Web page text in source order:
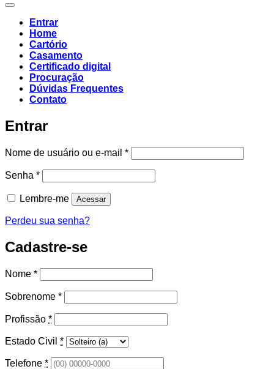
Entrar
Home
Cartório
Casamento
Certificado digital
Procuração
Dúvidas Frequentes
Contato
Entrar
Nome de usuário ou e-mail *Obrigatório
Senha *Obrigatório
Lembre-me Acessar
Perdeu sua senha?
Cadastre-se
Nome *
Sobrenome *
Profissão *
Estado Civil *
Telefone *